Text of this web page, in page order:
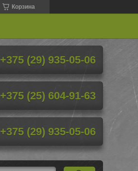
Корзина
+375 (29) 935-05-06
+375 (25) 604-91-63
+375 (29) 935-05-06